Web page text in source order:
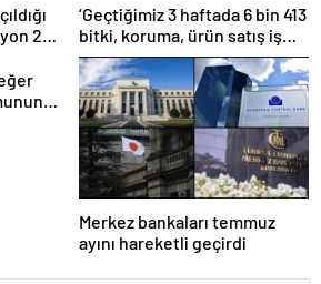
getireceğiz’
200
‘Geçtiğimiz 3 haftada 6 bin 413
bitki, koruma, ürün satış iş
yeri denetlendi’
Merkez bankaları temmuz
ayını hareketli geçirdi